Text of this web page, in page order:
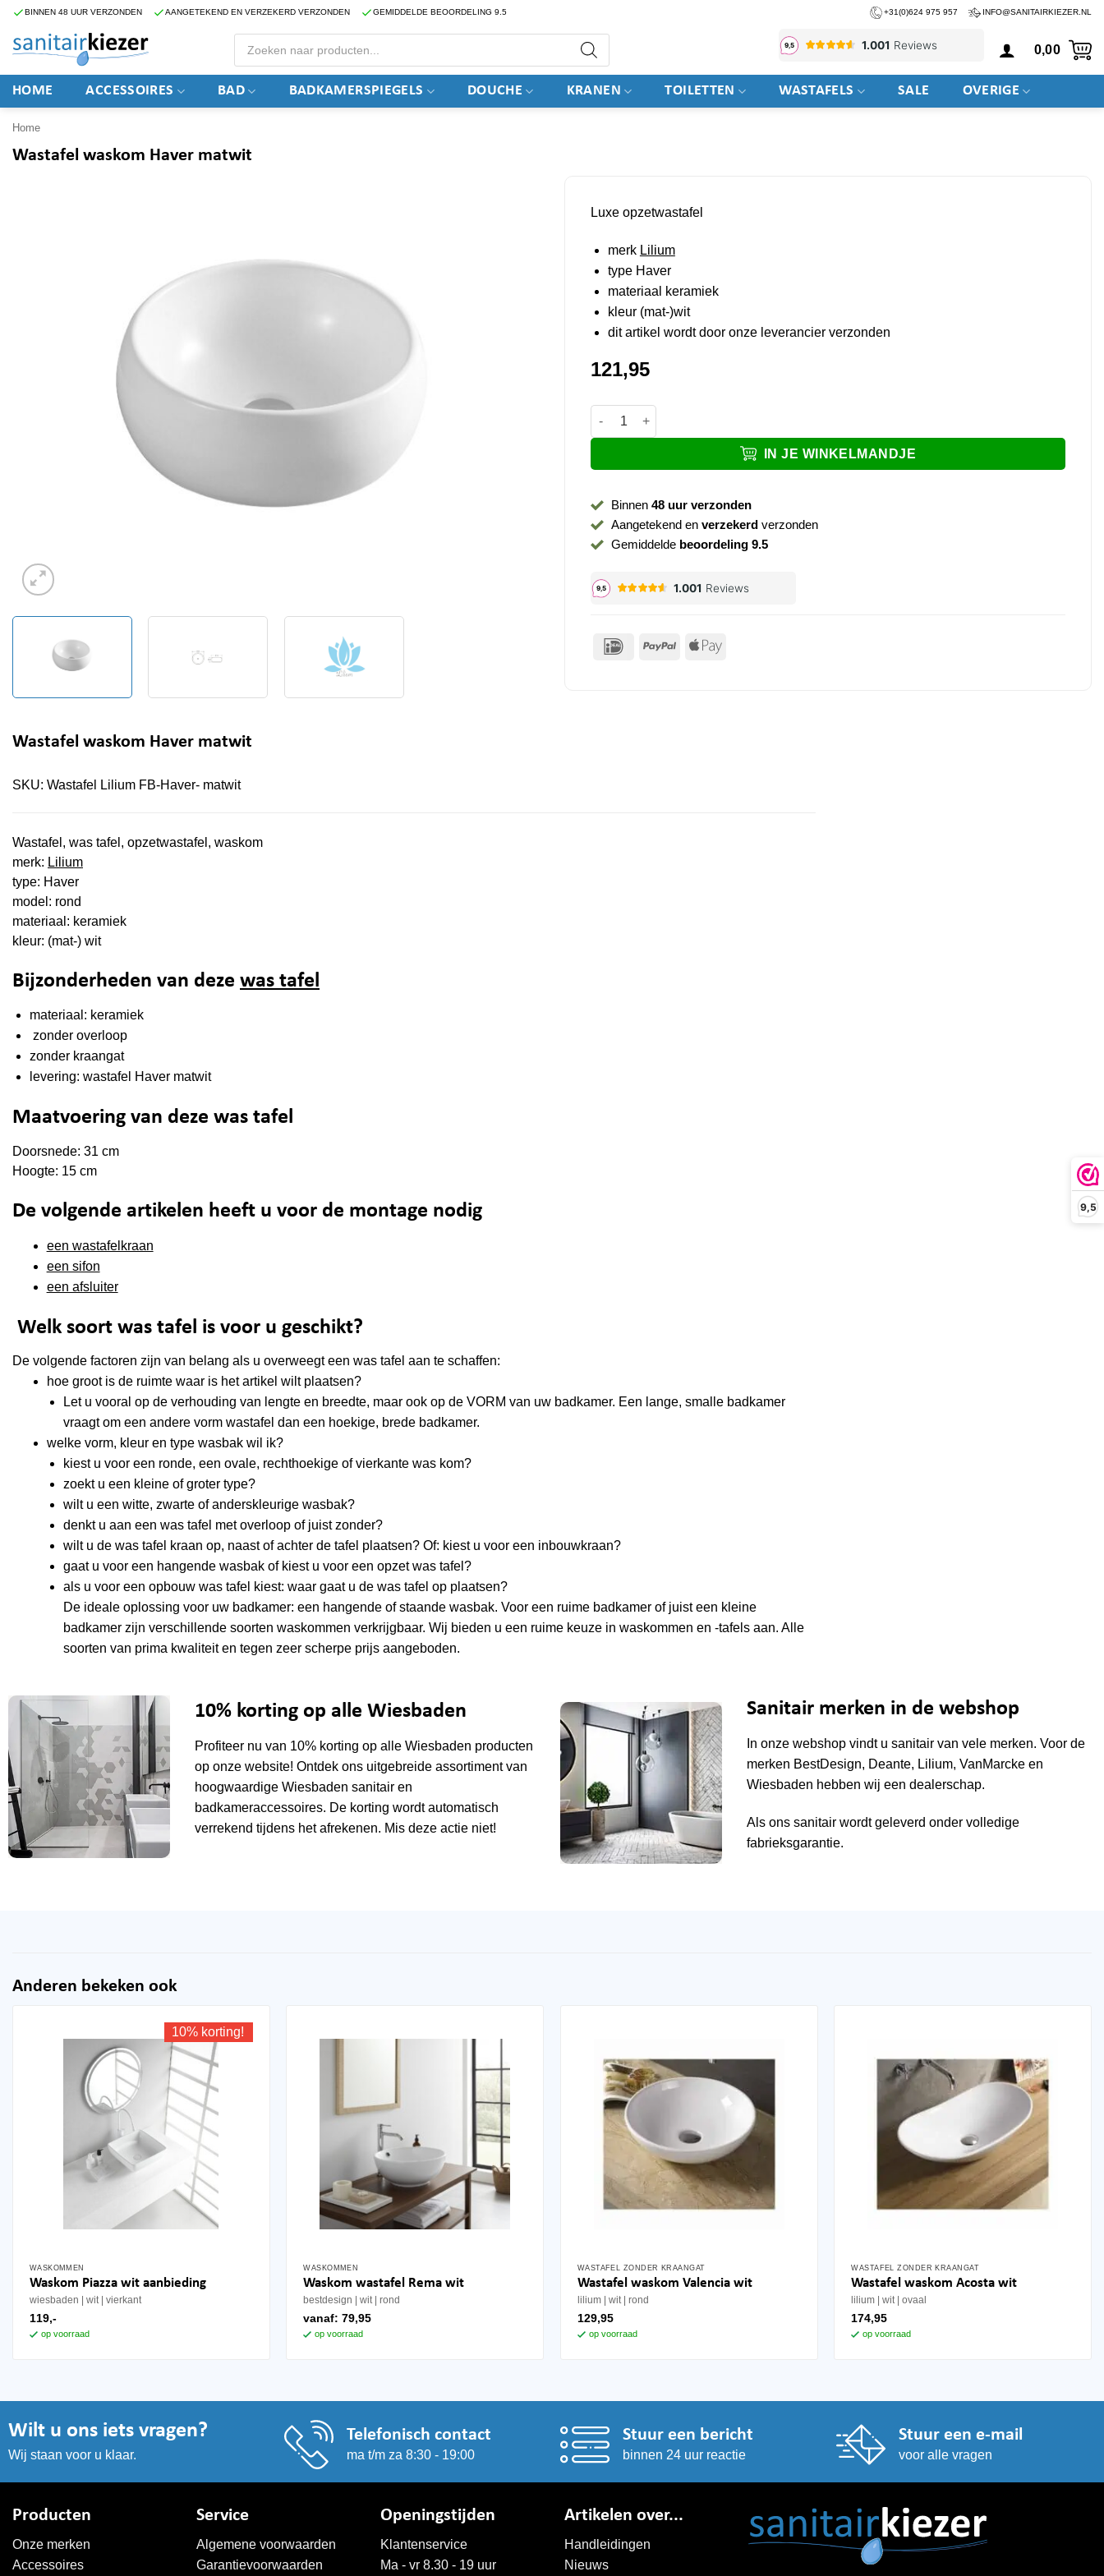
9,5
Ga
inhoud
BINNEN 48 UUR VERZONDEN AANGETEKEND EN VERZEKERD VERZONDEN GEMIDDELDE BEOORDELING 9.5 +31(0)624 975 957 INFO@SANITAIRKIEZER.NL
Producten
zoeken
0,00
HOME ACCESSOIRES BAD BADKAMERSPIEGELS DOUCHE KRANEN TOILETTEN WASTAFELS SALE OVERIGE
Home
Wastafel waskom Haver matwit
Luxe opzetwastafel
merk Lilium
type Haver
materiaal keramiek
kleur (mat-)wit
dit artikel wordt door onze leverancier verzonden
121,95
Wastafel waskom Haver matwit aantal
IN JE WINKELMANDJE
Binnen48 uur verzonden
Aangetekend enverzekerd verzonden
Gemiddelde beoordeling 9.5
IDeal PayPal Apple
Wastafel waskom Haver matwit
SKU: Wastafel Lilium FB-Haver- matwit
Wastafel, was tafel, opzetwastafel, waskom
merk: Lilium
type: Haver
model: rond
materiaal: keramiek
kleur: (mat-) wit
Bijzonderheden van deze was tafel
materiaal: keramiek
zonder overloop
zonder kraangat
levering: wastafel Haver matwit
Maatvoering van deze was tafel
Doorsnede: 31 cm
Hoogte: 15 cm
De volgende artikelen heeft u voor de montage nodig
een wastafelkraan
een sifon
een afsluiter
Welk soort was tafel is voor u geschikt?
De volgende factoren zijn van belang als u overweegt een was tafel aan te schaffen:
hoe groot is de ruimte waar is het artikel wilt plaatsen?
Let u vooral op de verhouding van lengte en breedte, maar ook op de VORM van uw badkamer. Een lange, smalle badkamer
vraagt om een andere vorm wastafel dan een hoekige, brede badkamer.
welke vorm, kleur en type wasbak wil ik?
kiest u voor een ronde, een ovale, rechthoekige of vierkante was kom?
zoekt u een kleine of groter type?
wilt u een witte, zwarte of anderskleurige wasbak?
denkt u aan een was tafel met overloop of juist zonder?
wilt u de was tafel kraan op, naast of achter de tafel plaatsen? Of: kiest u voor een inbouwkraan?
gaat u voor een hangende wasbak of kiest u voor een opzet was tafel?
als u voor een opbouw was tafel kiest: waar gaat u de was tafel op plaatsen?
De ideale oplossing voor uw badkamer: een hangende of staande wasbak. Voor een ruime badkamer of juist een kleine
badkamer zijn verschillende soorten waskommen verkrijgbaar. Wij bieden u een ruime keuze in waskommen en -tafels aan. Alle
soorten van prima kwaliteit en tegen zeer scherpe prijs aangeboden.
10% korting op alle Wiesbaden
Profiteer nu van 10% korting op alleWiesbaden producten
op onze website! Ontdek ons uitgebreide assortiment van
hoogwaardige Wiesbaden sanitair en
badkameraccessoires. De korting wordt automatisch
verrekend tijdens het afrekenen. Mis deze actie niet!
Sanitair merken in de webshop
In onze webshop vindt u sanitair van vele merken. Voor de
merken BestDesign, Deante, Lilium,VanMarcke en
Wiesbaden hebben wij een dealerschap.
Als ons sanitair wordt geleverd onder volledige
fabrieksgarantie.
Anderen bekeken ook
10% korting!
WASKOMMEN
Waskom Piazza wit aanbieding
wiesbaden wit vierkant
119,-
op voorraad
WASKOMMEN
Waskom wastafel Rema wit
bestdesign wit rond
vanaf:79,95
op voorraad
WASTAFEL ZONDER KRAANGAT
Wastafel waskom Valencia wit
lilium wit rond
129,95
op voorraad
WASTAFEL ZONDER KRAANGAT
Wastafel waskom Acosta wit
lilium wit ovaal
174,95
op voorraad
Wilt u ons iets vragen?
Wij staan voor u klaar.
Telefonisch contact
ma t/m za 8:30 - 19:00
Stuur een bericht
binnen 24 uur reactie
Stuur een e-mail
voor alle vragen
Producten
Onze merken
Accessoires
Service
Algemene voorwaarden
Garantievoorwaarden
Openingstijden
Klantenservice
Ma - vr 8.30 - 19 uur
Artikelen over...
Handleidingen
Nieuws